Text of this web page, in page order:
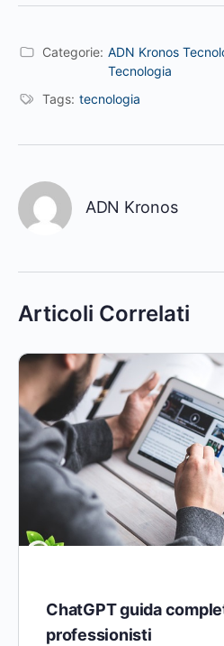
Categorie: ADN Kronos
Tecnologia
Tags: tecnologia
ADN Kronos
Articoli Correlati
ChatGPT guida
professionisti